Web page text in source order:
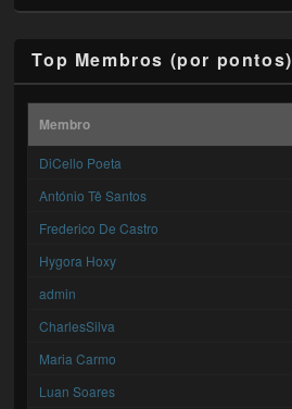
Top Membros (por pontos)
Membro
DiCello Poeta
António Tê Santos
Frederico De Castro
Hygora Hoxy
admin
CharlesSilva
Maria Carmo
Luan Soares